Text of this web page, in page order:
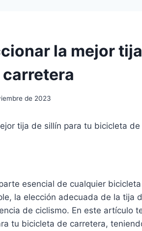
la mejor
de 2023
tija de sillín para tu bicicleta
esencial de cualquier
la elección adecuada de la tija
de ciclismo. En este artículo
tu bicicleta de carretera,